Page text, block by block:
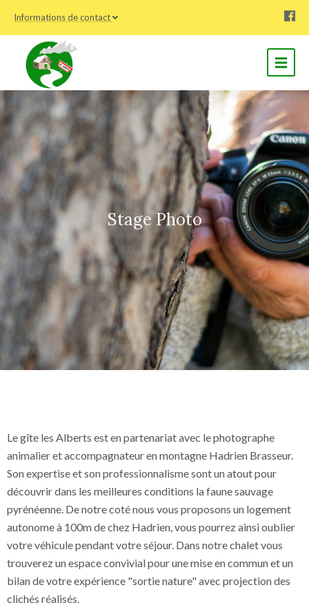
Informations de contact
Stage Photo
Le gîte les Alberts est en partenariat avec le photographe
animalier et accompagnateur en montagne Hadrien Brasseur.
Son expertise et son professionnalisme sont un atout pour
découvrir dans les meilleures conditions la faune sauvage
pyrénéenne. De notre coté nous vous proposons un logement
autonome à 100m de chez Hadrien, vous pourrez ainsi oublier
votre véhicule pendant votre séjour. Dans notre chalet vous
trouverez un espace convivial pour une mise en commun et un
bilan de votre expérience "sortie nature" avec projection des
clichés réalisés.